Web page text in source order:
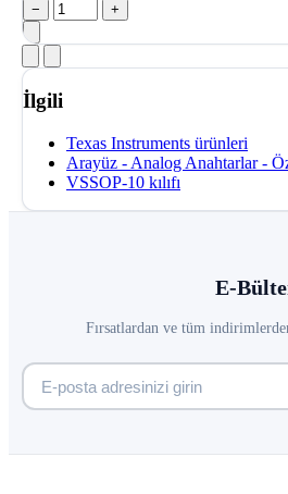
− +
İlgili
Texas Instruments ürünleri
Arayüz - Analog Anahtarlar -
VSSOP-10 kılıfı
E-
Fırsatlardan ve tüm